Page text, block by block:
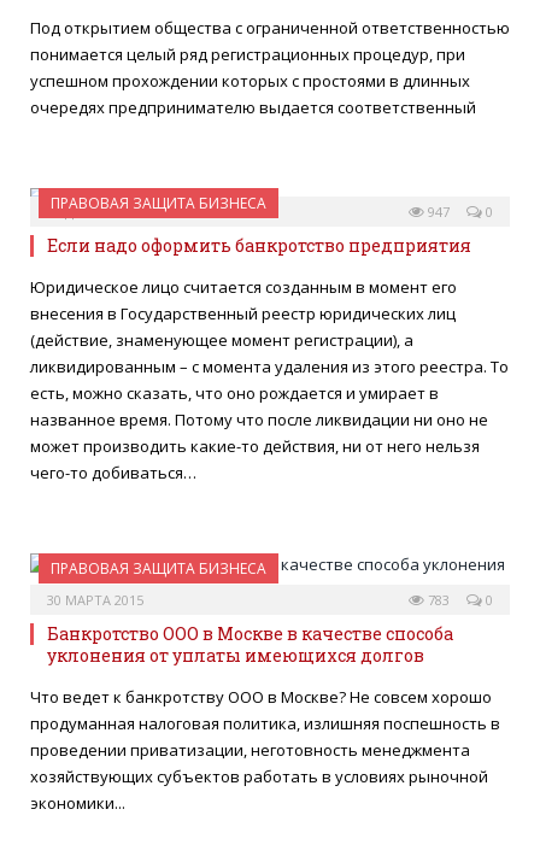
Под открытием общества с ограниченной ответственностью
понимается целый ряд регистрационных процедур, при
успешном прохождении которых с простоями в длинных
очередях предпринимателю выдается соответственный
ПРАВОВАЯ ЗАЩИТА БИЗНЕСА
03 ДЕКАБРЯ 2015 0
947
Если надо оформить банкротство предприятия
Юридическое лицо считается созданным в момент его
внесения в Государственный реестр юридических лиц
(действие, знаменующее момент регистрации), а
ликвидированным – с момента удаления из этого реестра. То
есть, можно сказать, что оно рождается и умирает в
названное время. Потому что после ликвидации ни оно не
может производить какие-то действия, ни от него нельзя
чего-то добиваться…
ПРАВОВАЯ ЗАЩИТА БИЗНЕСА
30 МАРТА 2015 0
783
Банкротство ООО в Москве в качестве способа
уклонения от уплаты имеющихся долгов
Что ведет к банкротству ООО в Москве? Не совсем хорошо
продуманная налоговая политика, излишняя поспешность в
проведении приватизации, неготовность менеджмента
хозяйствующих субъектов работать в условиях рыночной
экономики...